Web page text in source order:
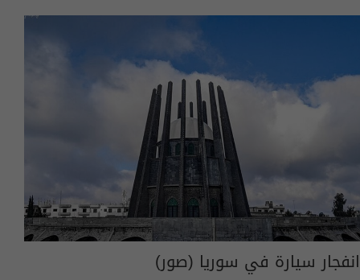
انفجار سيارة في سوريا (صور)